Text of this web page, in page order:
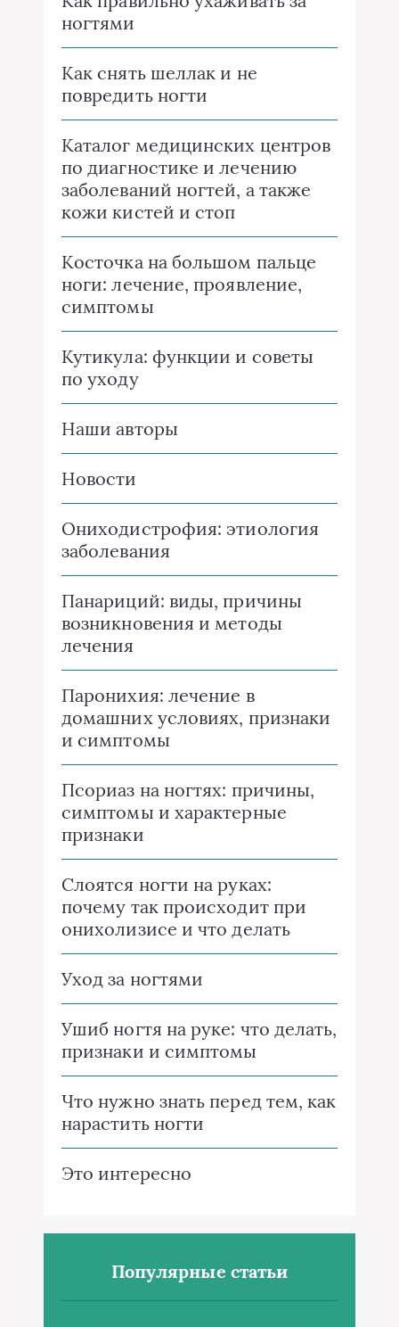
ногтями
Как снять шеллак и не
повредить ногти
Каталог медицинских центров
по диагностике и лечению
заболеваний ногтей, а также
кожи кистей и стоп
Косточка на большом пальце
ноги: лечение, проявление,
симптомы
Кутикула: функции и советы
по уходу
Наши авторы
Новости
Ониходистрофия: этиология
заболевания
Панариций: виды, причины
возникновения и методы
лечения
Паронихия: лечение в
домашних условиях, признаки
и симптомы
Псориаз на ногтях: причины,
симптомы и характерные
признаки
Слоятся ногти на руках:
почему так происходит при
онихолизисе и что делать
Уход за ногтями
Ушиб ногтя на руке: что делать,
признаки и симптомы
Что нужно знать перед тем, как
нарастить ногти
Это интересно
Популярные статьи